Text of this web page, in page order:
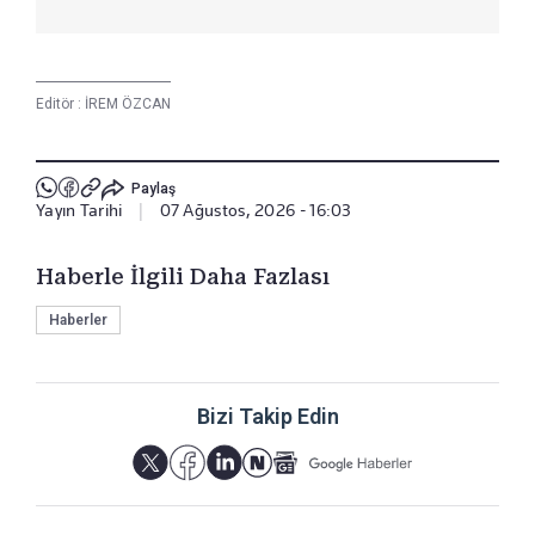
Editör : İREM ÖZCAN
Paylaş
Yayın Tarihi 07 Ağustos, 2026 - 16:03
Haberle İlgili Daha Fazlası
Haberler
Bizi Takip Edin